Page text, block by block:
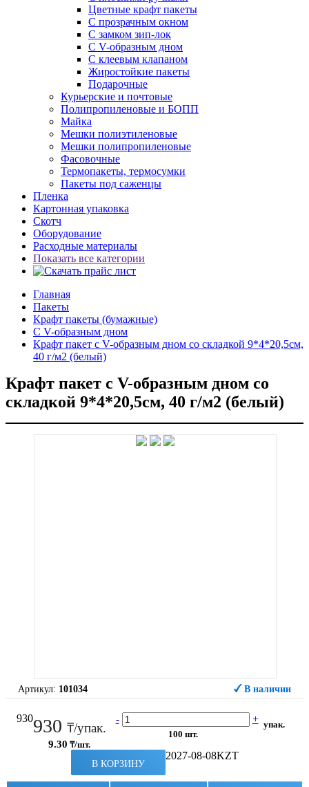
Цветные крафт пакеты
С прозрачным окном
С замком зип-лок
С V-образным дном
С клеевым клапаном
Жиростойкие пакеты
Подарочные
Курьерские и почтовые
Полипропиленовые и БОПП
Майка
Мешки полиэтиленовые
Мешки полипропиленовые
Фасовочные
Термопакеты, термосумки
Пакеты под саженцы
Пленка
Картонная упаковка
Скотч
Оборудование
Расходные материалы
Показать все категории
Главная
Пакеты
Крафт пакеты (бумажные)
С V-образным дном
Крафт пакет с V-образным дном со складкой 9*4*20,5см,
40 г/м2 (белый)
Крафт пакет с V-образным дном со
складкой 9*4*20,5см, 40 г/м2 (белый)
Артикул: 101034 В наличии
930930 ₸/упак.
9.30 ₸/шт.
- +
100 шт.
упак.
В КОРЗИНУ
2027-08-08KZT